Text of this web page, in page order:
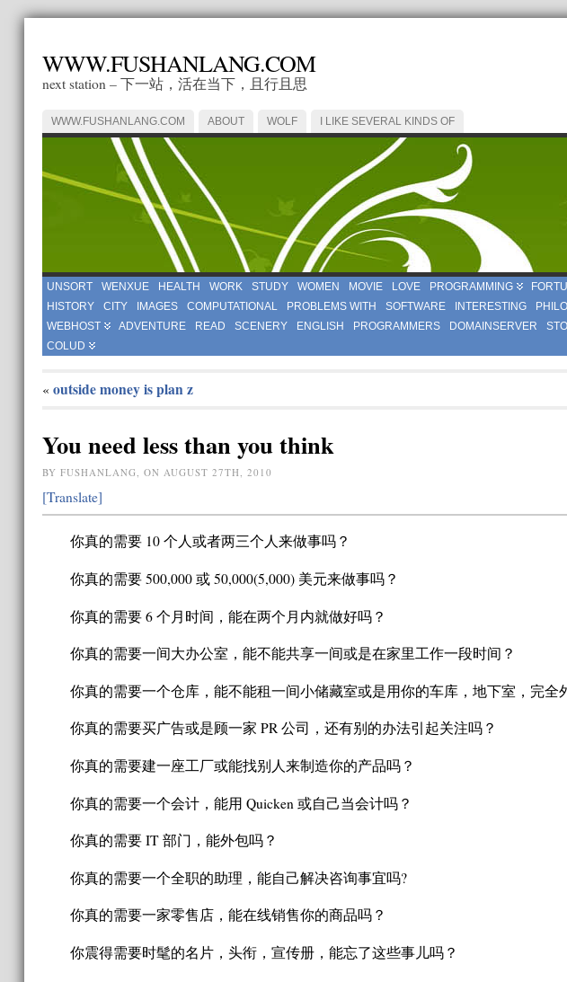
WWW.FUSHANLANG.COM
next station – 下一站，活在当下，且行且思
WWW.FUSHANLANG.COM ABOUT WOLF I LIKE SEVERAL KINDS OF
UNSORT WENXUE HEALTH WORK STUDY WOMEN MOVIE LOVE PROGRAMMING
HISTORY
CITY IMAGES COMPUTATIONAL PROBLEMS WITH SOFTWARE INTERESTING
WEBHOST
ADVENTURE READ SCENERY ENGLISH PROGRAMMERS DOMAINSERVER
COLUD
« outside money is plan z
You need less than you think
BY FUSHANLANG, ON AUGUST 27TH, 2010
[Translate]
你真的需要 10 个人或者两三个人来做事吗？
你真的需要 500,000 或 50,000(5,000) 美元来做事吗？
你真的需要 6 个月时间，能在两个月内就做好吗？
你真的需要一间大办公室，能不能共享一间或是在家里工作一段时间？
你真的需要一个仓库，能不能租一间小储藏室或是用你的车库，地下室，完全
你真的需要买广告或是顾一家 PR 公司，还有别的办法引起关注吗？
你真的需要建一座工厂或能找别人来制造你的产品吗？
你真的需要一个会计，能用 Quicken 或自己当会计吗？
你真的需要 IT 部门，能外包吗？
你真的需要一个全职的助理，能自己解决咨询事宜吗?
你真的需要一家零售店，能在线销售你的商品吗？
你震得需要时髦的名片，头衔，宣传册，能忘了这些事儿吗？